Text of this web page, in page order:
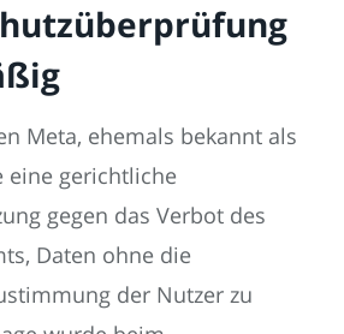
Meta, ehemals bekannt als
eine gerichtliche
gegen das Verbot des
Daten ohne die
der Nutzer zu